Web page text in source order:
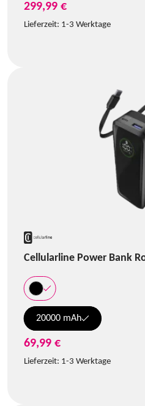
299,99 €
Lieferzeit: 1-3 Werktage
Cellularline Power Bank
20000 mAh
69,99 €
Lieferzeit: 1-3 Werktage